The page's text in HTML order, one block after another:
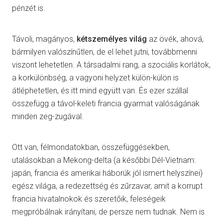
pénzét is.
Távoli, magányos, kétszemélyes világ az övék, ahová,
bármilyen valószínűtlen, de el lehet jutni, továbbmenni
viszont lehetetlen. A társadalmi rang, a szociális korlátok,
a korkülönbség, a vagyoni helyzet külön-külön is
átléphetetlen, és itt mind együtt van. És ezer szállal
összefügg a távol-keleti francia gyarmat valóságának
minden zeg-zugával.
Ott van, félmondatokban, összefüggésekben,
utalásokban a Mekong-delta (a későbbi Dél-Vietnam:
japán, francia és amerikai háborúk jól ismert helyszínei)
egész világa, a redezettség és zűrzavar, amit a korrupt
francia hivatalnokok és szeretőik, feleségeik
megpróbálnak irányítani, de persze nem tudnak. Nem is